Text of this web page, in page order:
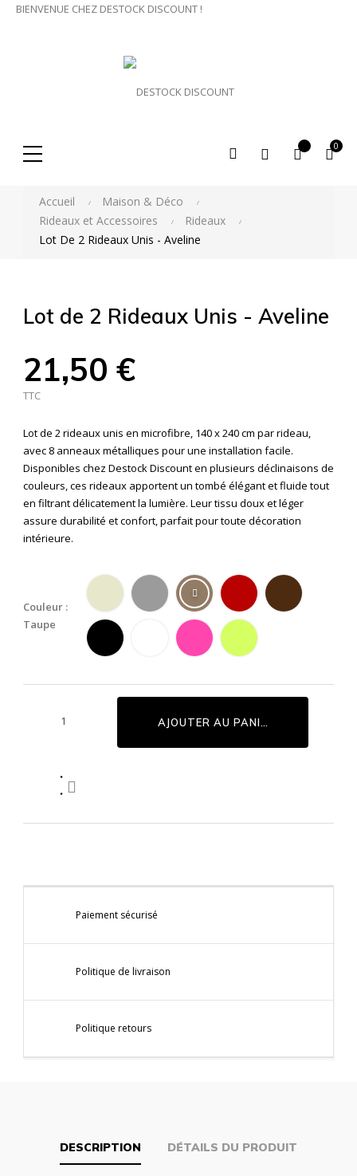
BIENVENUE CHEZ DESTOCK DISCOUNT !
Rechercher
ici...
0
Accueil
Maison & Déco
Rideaux et Accessoires
Rideaux
Lot De 2 Rideaux Unis - Aveline
Lot de 2 Rideaux Unis - Aveline
21,50 €
TTC
Lot de 2 rideaux unis en microfibre, 140 x 240 cm par rideau,
avec 8 anneaux métalliques pour une installation facile.
Disponibles chez Destock Discount en plusieurs déclinaisons de
couleurs, ces rideaux apportent un tombé élégant et fluide tout
en filtrant délicatement la lumière. Leur tissu doux et léger
assure durabilité et confort, parfait pour toute décoration
intérieure.
Couleur :
Taupe
AJOUTER AU PANIER

Paiement sécurisé
Politique de livraison
Politique retours
DESCRIPTION DÉTAILS DU PRODUIT